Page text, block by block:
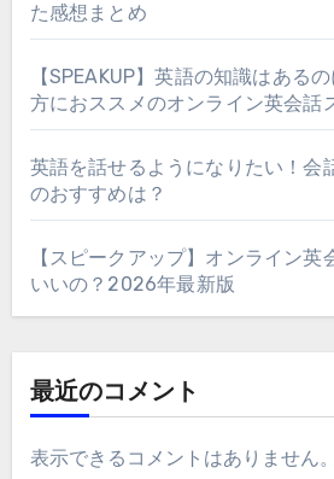
た感想まとめ
【SPEAKUP】英語の知識はある
方におススメのオンライン英会話
英語を話せるようになりたい！会
のおすすめは？
【スピークアップ】オンライン
いいの？2026年最新版
最近のコメント
表示できるコメントはありません。